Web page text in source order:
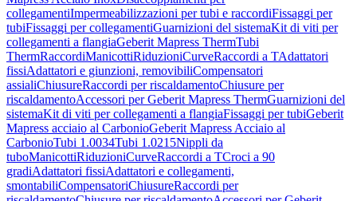
collegamentiImpermeabilizzazioni per tubi e raccordiFissaggi per
tubiFissaggi per collegamentiGuarnizioni del sistemaKit di viti per
collegamenti a flangiaGeberit Mapress ThermTubi
ThermRaccordiManicottiRiduzioniCurveRaccordi a TAdattatori
fissiAdattatori e giunzioni, removibiliCompensatori
assialiChiusureRaccordi per riscaldamentoChiusure per
riscaldamentoAccessori per Geberit Mapress ThermGuarnizioni del
sistemaKit di viti per collegamenti a flangiaFissaggi per tubiGeberit
Mapress acciaio al CarbonioGeberit Mapress Acciaio al
CarbonioTubi 1.0034Tubi 1.0215Nippli da
tuboManicottiRiduzioniCurveRaccordi a TCroci a 90
gradiAdattatori fissiAdattatori e collegamenti,
smontabiliCompensatoriChiusureRaccordi per